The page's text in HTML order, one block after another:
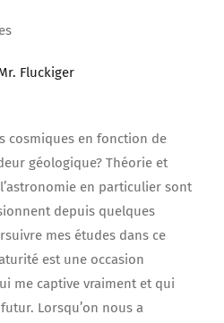
Fluckiger
cosmiques en fonction de
géologique? Théorie et
en particulier sont
depuis quelques
mes études dans ce
est une occasion
me captive vraiment et qui
Lorsqu’on nous a